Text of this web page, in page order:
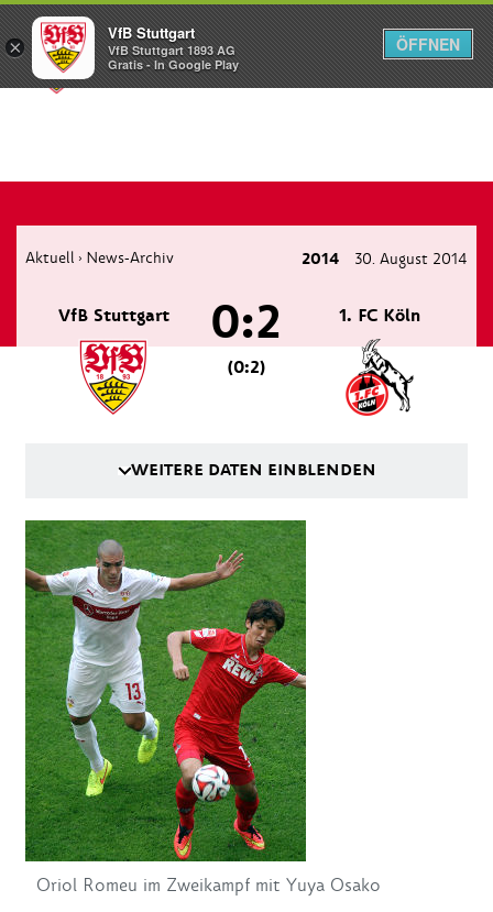
Menü
Aktuell › News-Archiv 2014 30. August 2014
VfB Stuttgart 1. FC Köln
0:2
(0:2)
WEITERE DATEN EINBLENDEN
Oriol Romeu im Zweikampf mit Yuya Osako
×
VfB Stuttgart
VfB Stuttgart 1893 AG
Gratis - In Google Play
ÖFFNEN